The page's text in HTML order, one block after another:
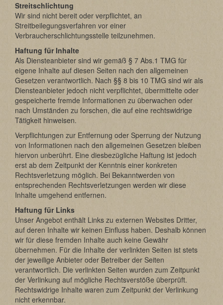
Streitschlichtung
Wir sind nicht bereit oder verpflichtet, an
Streitbeilegungsverfahren vor einer
Verbraucherschlichtungsstelle teilzunehmen.
Haftung für Inhalte
Als Diensteanbieter sind wir gemäß § 7 Abs.1 TMG für
eigene Inhalte auf diesen Seiten nach den allgemeinen
Gesetzen verantwortlich. Nach §§ 8 bis 10 TMG sind wir als
Diensteanbieter jedoch nicht verpflichtet, übermittelte oder
gespeicherte fremde Informationen zu überwachen oder
nach Umständen zu forschen, die auf eine rechtswidrige
Tätigkeit hinweisen.
Verpflichtungen zur Entfernung oder Sperrung der Nutzung
von Informationen nach den allgemeinen Gesetzen bleiben
hiervon unberührt. Eine diesbezügliche Haftung ist jedoch
erst ab dem Zeitpunkt der Kenntnis einer konkreten
Rechtsverletzung möglich. Bei Bekanntwerden von
entsprechenden Rechtsverletzungen werden wir diese
Inhalte umgehend entfernen.
Haftung für Links
Unser Angebot enthält Links zu externen Websites Dritter,
auf deren Inhalte wir keinen Einfluss haben. Deshalb können
wir für diese fremden Inhalte auch keine Gewähr
übernehmen. Für die Inhalte der verlinkten Seiten ist stets
der jeweilige Anbieter oder Betreiber der Seiten
verantwortlich. Die verlinkten Seiten wurden zum Zeitpunkt
der Verlinkung auf mögliche Rechtsverstöße überprüft.
Rechtswidrige Inhalte waren zum Zeitpunkt der Verlinkung
nicht erkennbar.